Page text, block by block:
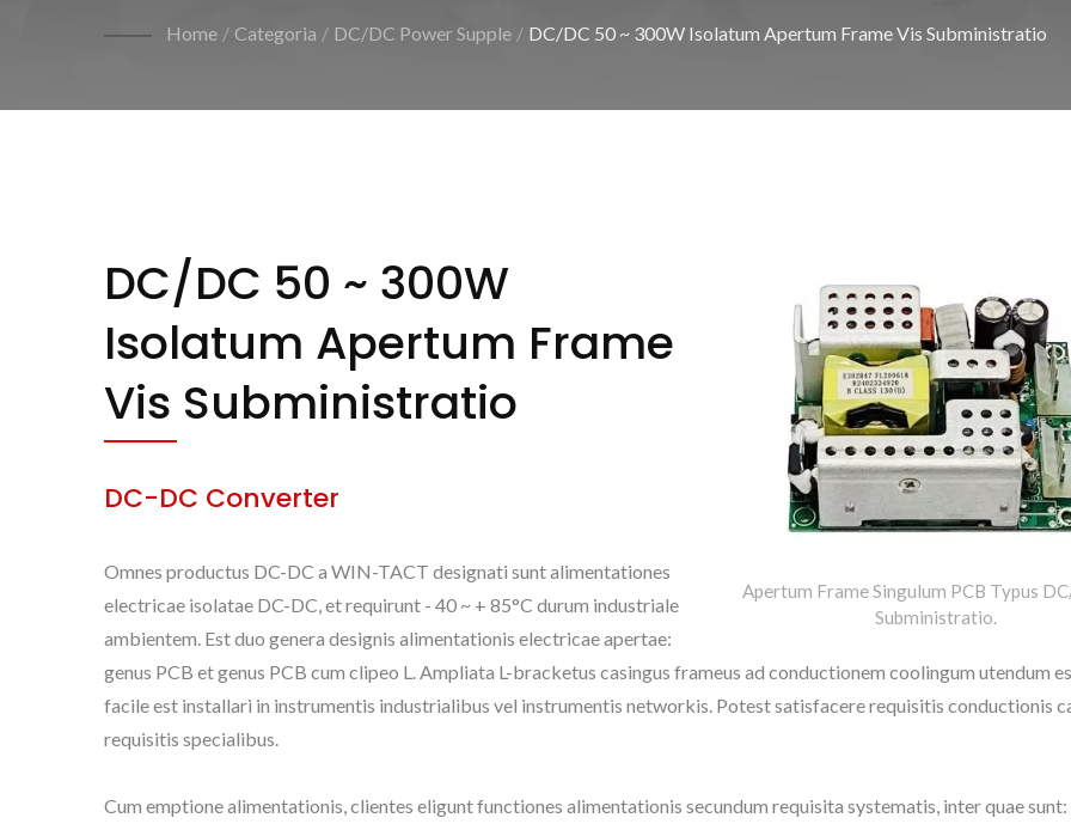
Subministratio
Home / Categoria / DC/DC Power Supple / DC/DC 50 ~ 300W Isolatum Apertum Frame Vis Subministratio
Apertum Frame Singulum PCB Typus
Subministratio.
DC/DC 50 ~ 300W
Isolatum Apertum Frame
Vis Subministratio
DC-DC Converter
Omnes productus DC-DC a WIN-TACT designati sunt alimentationes
electricae isolatae DC-DC, et requirunt - 40 ~ + 85°C durum industriale
ambientem. Est duo genera designis alimentationis electricae apertae:
genus PCB et genus PCB cum clipeo L. Ampliata L-bracketus casingus frameus ad conductionem coolingum utendum
facile est installari in instrumentis industrialibus vel instrumentis networkis. Potest satisfacere requisitis conductionis
requisitis specialibus.
Cum emptione alimentationis, clientes eligunt functiones alimentationis secundum requisita systematis, inter quae sunt:
NOVA DC/DC 50 ~
500Wmax
AC/DC Potentia Clausa